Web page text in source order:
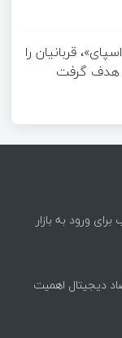
قربانیان را
ورود به بازار
دیجیتال اهمیت